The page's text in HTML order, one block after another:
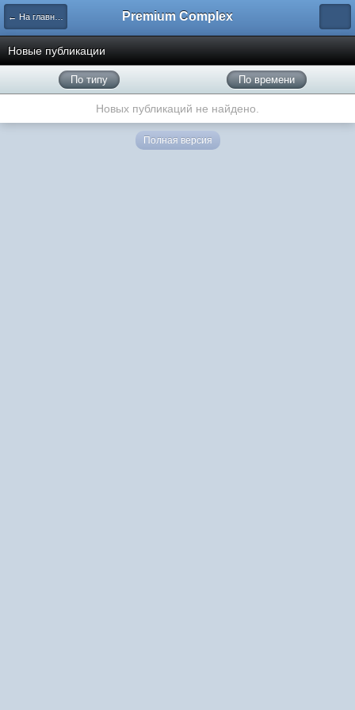
← На главную Premium Complex
Новые публикации
По типу По времени
Новых публикаций не найдено.
Полная версия